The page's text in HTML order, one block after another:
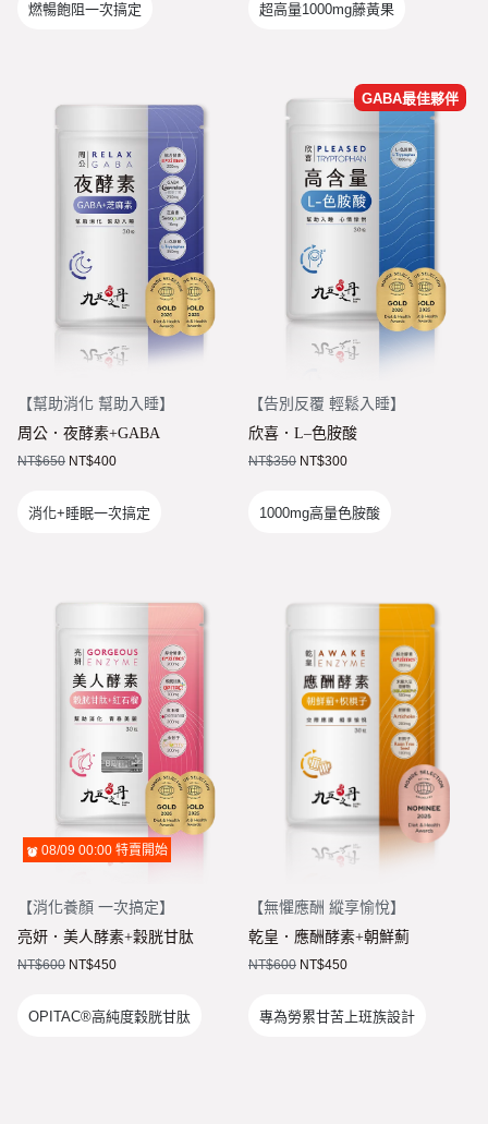
燃暢飽阻一次搞定 超高量1000mg藤黃果
【幫助消化 幫助入睡】
周公．夜酵素+GABA
NT$650 NT$400
消化+睡眠一次搞定
GABA最佳夥伴
【告別反覆 輕鬆入睡】
欣喜．L–色胺酸
NT$350 NT$300
1000mg高量色胺酸
【消化養顏 一次搞定】
亮妍．美人酵素+穀胱甘肽
08/09 00:00 特賣開始
NT$600 NT$450
OPITAC®高純度穀胱甘肽​​
【無懼應酬 縱享愉悅】
乾皇．應酬酵素+朝鮮薊
NT$600 NT$450
專為勞累甘苦上班族設計